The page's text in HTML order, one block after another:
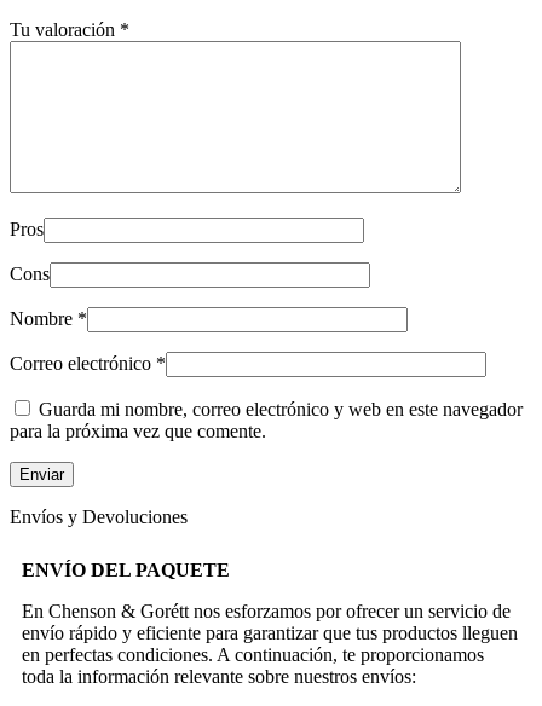
Tu valoración *
Pros
Cons
Nombre *
Correo electrónico *
Guarda mi nombre, correo electrónico y web en este navegador
para la próxima vez que comente.
Envíos y Devoluciones
ENVÍO DEL PAQUETE
En Chenson & Gorétt nos esforzamos por ofrecer un servicio de
envío rápido y eficiente para garantizar que tus productos lleguen
en perfectas condiciones. A continuación, te proporcionamos
toda la información relevante sobre nuestros envíos: